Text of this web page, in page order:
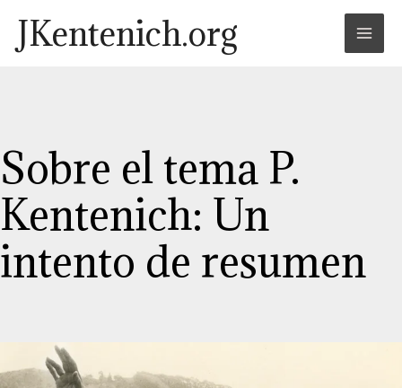
JKentenich.org
Sobre el tema P.
Kentenich: Un
intento de resumen
navigation